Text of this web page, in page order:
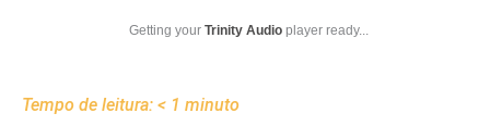
Getting your Trinity Audio player ready...
Tempo de leitura: < 1 minuto